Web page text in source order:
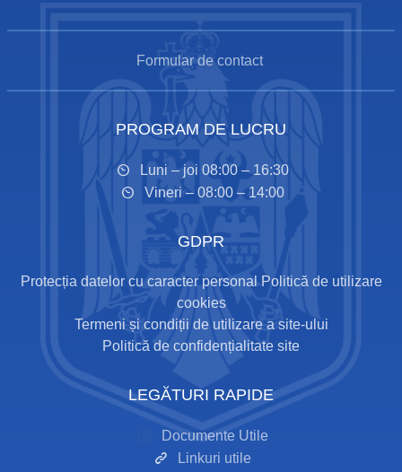
Formular de contact
PROGRAM DE LUCRU
Luni – joi 08:00 – 16:30
Vineri – 08:00 – 14:00
GDPR
Protecția datelor cu caracter personal
Politică de utilizare
cookies
Termeni și condiții de utilizare a site-ului
Politică de confidențialitate site
LEGĂTURI RAPIDE
Documente Utile
Linkuri utile